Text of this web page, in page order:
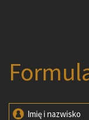
Imię i nazwisko